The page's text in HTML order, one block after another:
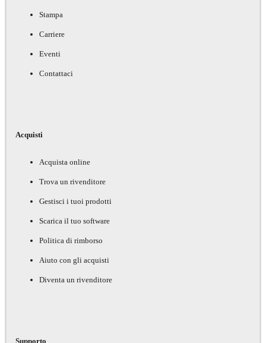
Stampa
Carriere
Eventi
Contattaci
Acquisti
Acquista online
Trova un rivenditore
Gestisci i tuoi prodotti
Scarica il tuo software
Politica di rimborso
Aiuto con gli acquisti
Diventa un rivenditore
Supporto